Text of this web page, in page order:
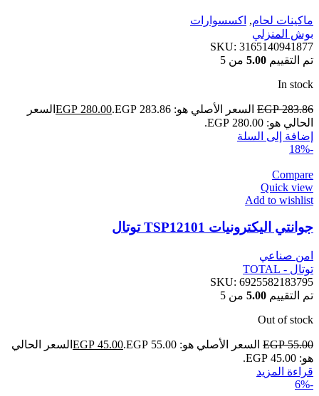
ماكينات لحام, اكسسوارات
بوش المنزلي
SKU: 3165140941877
تم التقييم 5.00 من 5
In stock
EGP283.86 السعر الأصلي هو: EGP 283.86. EGP 280.00
السعر
الحالي هو: EGP 280.00.
إضافة إلى السلة
-18%
Compare
Quick view
Add to wishlist
جوانتي اليكترونيات TSP12101 توتال
امن صناعي
توتال - TOTAL
SKU: 6925582183795
تم التقييم 5.00 من 5
Out of stock
EGP55.00 السعر الأصلي هو: EGP 55.00. EGP 45.00
السعر الحالي
هو: EGP 45.00.
قراءة المزيد
-6%